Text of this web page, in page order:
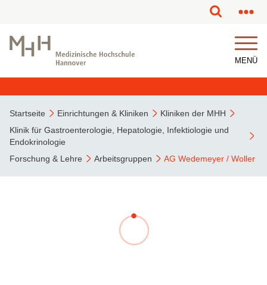
MENÜ
Startseite Einrichtungen & Kliniken
Kliniken der MHH
Klinik für Gastroenterologie, Hepatologie, Infektiologie und
Endokrinologie
Forschung & Lehre
Arbeitsgruppen AG Wedemeyer / Woller